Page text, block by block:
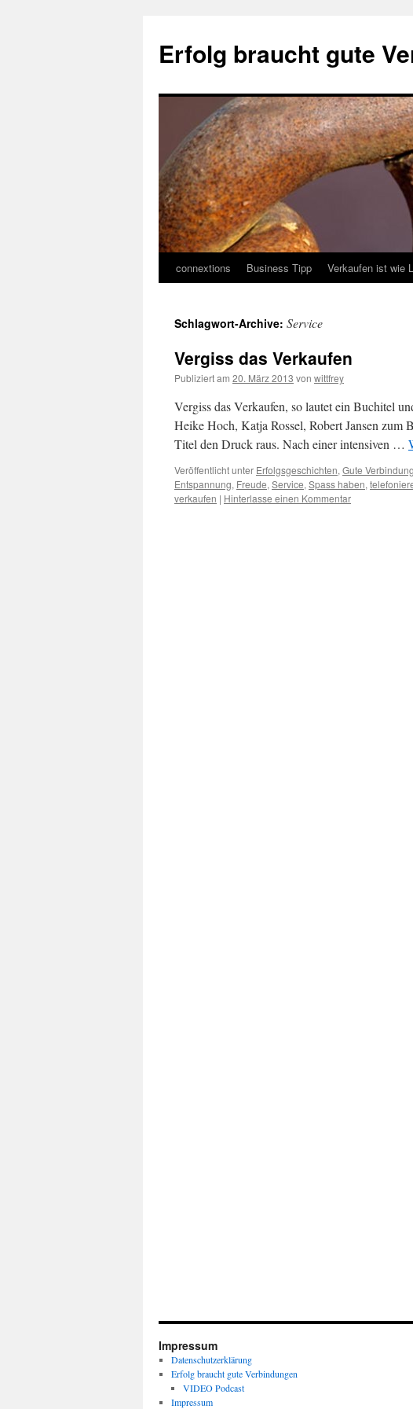
Erfolg braucht gute
Springe
Inhalt
connextions Business Tipp Verkaufen ist wie
Schlagwort-Archive: Service
Vergiss das Verkaufen
Publiziert am 20. März 2013 von wittfrey
Vergiss das Verkaufen, so lautet ein Buchitel
Heike Hoch, Katja Rossel, Robert Jansen zum
Titel den Druck raus. Nach einer intensiven …
Veröffentlicht unter Erfolgsgeschichten, Gute
Entspannung, Freude, Service, Spass haben,
verkaufen | Hinterlasse einen Kommentar
Impressum
Datenschutzerklärung
Erfolg braucht gute Verbindungen
VIDEO Podcast
Impressum